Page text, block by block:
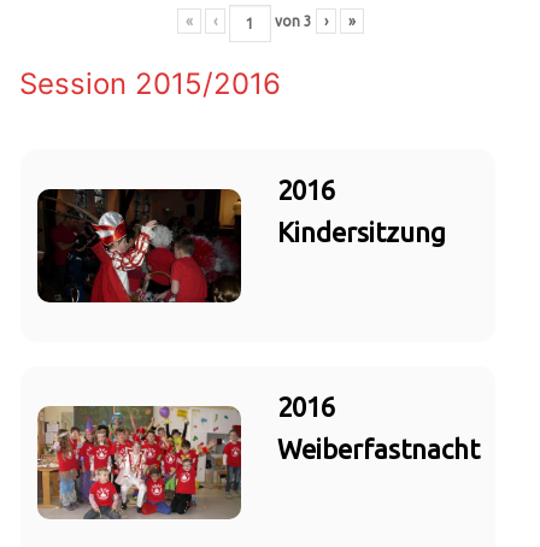
« ‹ von 3 › »
Session 2015/2016
2016
Kindersitzung
2016
Weiberfastnacht